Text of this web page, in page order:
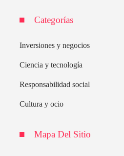
Categorías
Inversiones y negocios
Ciencia y tecnología
Responsabilidad social
Cultura y ocio
Mapa Del Sitio